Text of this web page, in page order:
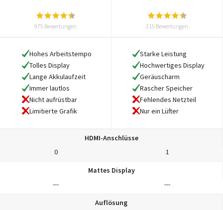
975 Bewertungen 215 Bewertungen
Hohes Arbeitstempo
Tolles Display
Lange Akkulaufzeit
Immer lautlos
Nicht aufrüstbar
Limitierte Grafik
Starke Leistung
Hochwertiges Display
Geräuscharm
Rascher Speicher
Fehlendes Netzteil
Nur ein Lüfter
HDMI-Anschlüsse
0
1
Mattes Display
---
---
Auflösung